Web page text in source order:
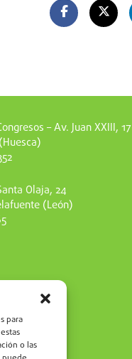
para
o las
– Av. Juan XXIII, 17
Olaja, 24
(León)